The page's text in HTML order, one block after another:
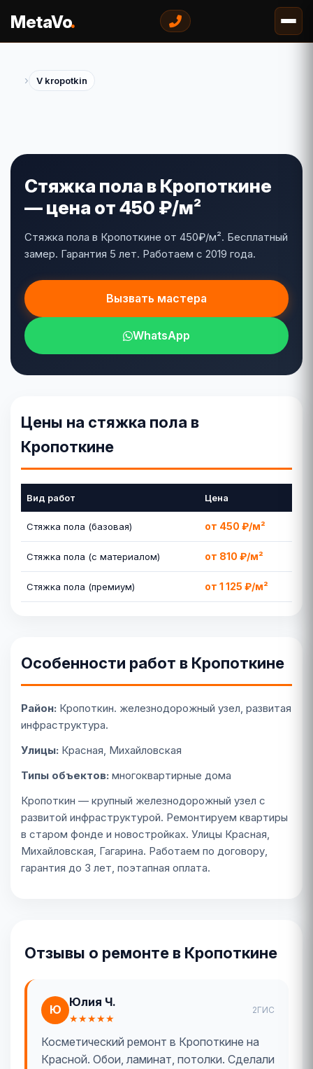
MetaVo.
› V kropotkin
Стяжка пола в Кропоткине
— цена от 450 ₽/м²
Стяжка пола в Кропоткине от 450₽/м². Бесплатный
замер. Гарантия 5 лет. Работаем с 2019 года.
Вызвать мастера
WhatsApp
Цены на стяжка пола в
Кропоткине
Вид работ Цена
Стяжка пола (базовая) от 450 ₽/м²
Стяжка пола (с материалом) от 810 ₽/м²
Стяжка пола (премиум) от 1 125 ₽/м²
Особенности работ в Кропоткине
Район: Кропоткин. железнодорожный узел, развитая
инфраструктура.
Улицы: Красная, Михайловская
Типы объектов: многоквартирные дома
Кропоткин — крупный железнодорожный узел с
развитой инфраструктурой. Ремонтируем квартиры
в старом фонде и новостройках. Улицы Красная,
Михайловская, Гагарина. Работаем по договору,
гарантия до 3 лет, поэтапная оплата.
Отзывы о ремонте в Кропоткине
Ю
Юлия Ч.
★★★★★
2ГИС
Косметический ремонт в Кропоткине на
Красной. Обои, ламинат, потолки. Сделали